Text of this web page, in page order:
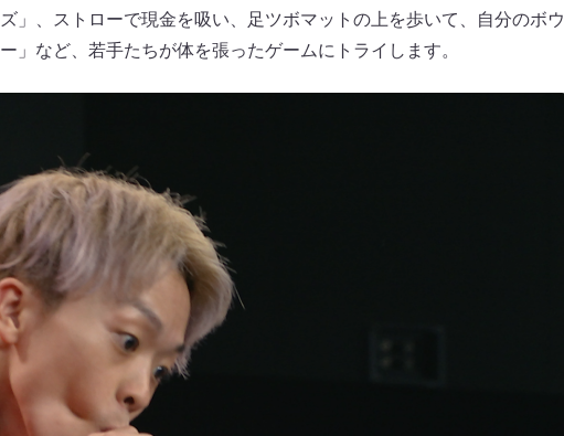
」、ストローで現金を吸い、足ツボマットの上を歩いて、自分のボウ
」など、若手たちが体を張ったゲームにトライします。